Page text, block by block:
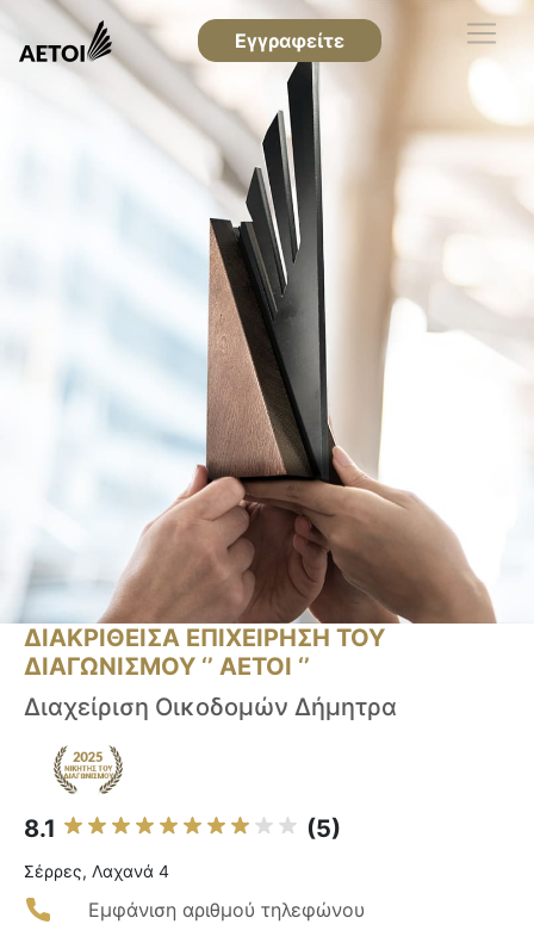
Εγγραφείτε
ΔΙΑΚΡΙΘΕΙΣΑ ΕΠΙΧΕΙΡΗΣΗ ΤΟΥ
ΔΙΑΓΩΝΙΣΜΟΥ ‘’ ΑΕΤΟΙ ‘’
Διαχείριση Οικοδομών Δήμητρα
8.1 (5)
Σέρρες, Λαχανά 4
Εμφάνιση αριθμού τηλεφώνου